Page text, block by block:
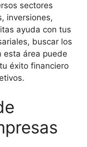
sectores
inversiones,
ayuda con tus
buscar los
esta área puede
éxito financiero